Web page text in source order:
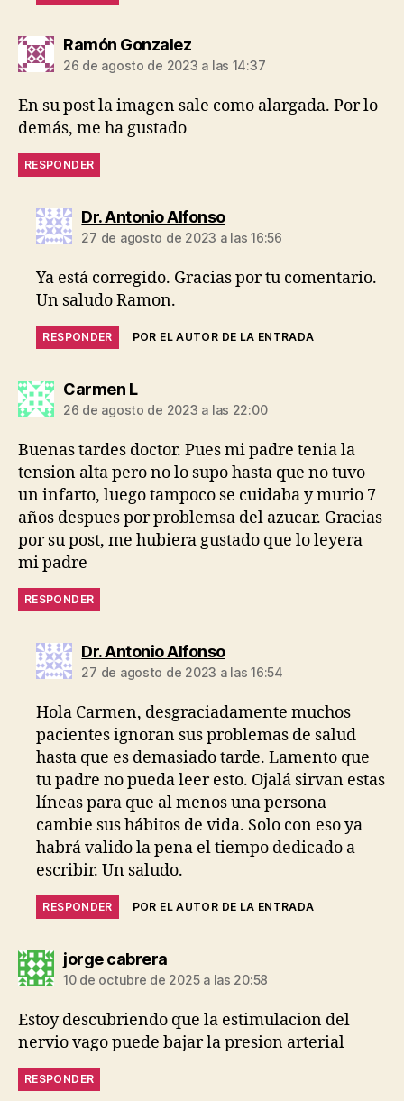
Ramón Gonzalezdice:
26 de agosto de 2023 a las 14:37
En su post la imagen sale como alargada. Por lo
demás, me ha gustado
RESPONDER
Dr. Antonio Alfonsodice:
27 de agosto de 2023 a las 16:56
Ya está corregido. Gracias por tu comentario.
Un saludo Ramon.
RESPONDER POR EL AUTOR DE LA ENTRADA
Carmen Ldice:
26 de agosto de 2023 a las 22:00
Buenas tardes doctor. Pues mi padre tenia la
tension alta pero no lo supo hasta que no tuvo
un infarto, luego tampoco se cuidaba y murio 7
años despues por problemsa del azucar. Gracias
por su post, me hubiera gustado que lo leyera
mi padre
RESPONDER
Dr. Antonio Alfonsodice:
27 de agosto de 2023 a las 16:54
Hola Carmen, desgraciadamente muchos
pacientes ignoran sus problemas de salud
hasta que es demasiado tarde. Lamento que
tu padre no pueda leer esto. Ojalá sirvan estas
líneas para que al menos una persona
cambie sus hábitos de vida. Solo con eso ya
habrá valido la pena el tiempo dedicado a
escribir. Un saludo.
RESPONDER POR EL AUTOR DE LA ENTRADA
jorge cabreradice:
10 de octubre de 2025 a las 20:58
Estoy descubriendo que la estimulacion del
nervio vago puede bajar la presion arterial
RESPONDER